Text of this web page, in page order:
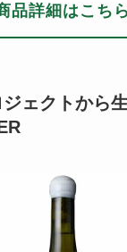
品詳細はこちら
ェクトから